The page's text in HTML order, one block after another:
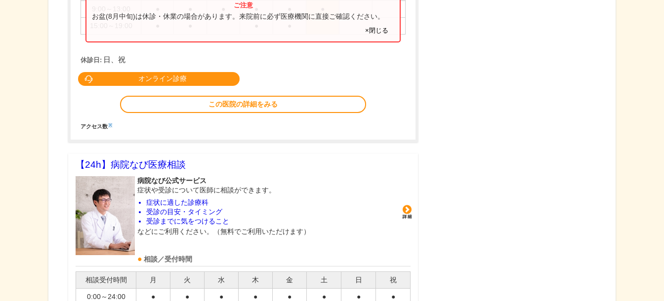
お盆(8月中旬)は休診・休業の場合があります。来院前に必ず医療機関に直接ご確認ください。
×閉じる
休診日: 日、祝
オンライン診療
この医院の詳細をみる
アクセス数※
【24h】 病院なび医療相談
病院なび公式サービス
症状や受診について医師に相談ができます。
症状に適した診療科
受診の目安・タイミング
受診までに気をつけること
などにご利用ください。（無料でご利用いただけます）
相談／受付時間
相談受付時間 月 火 水 木 金 土 日 祝
0:00～24:00 ● ● ● ● ● ● ● ●